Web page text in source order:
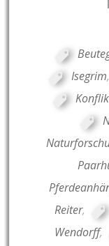
Isegrim,
Reiter,
Wendorff,